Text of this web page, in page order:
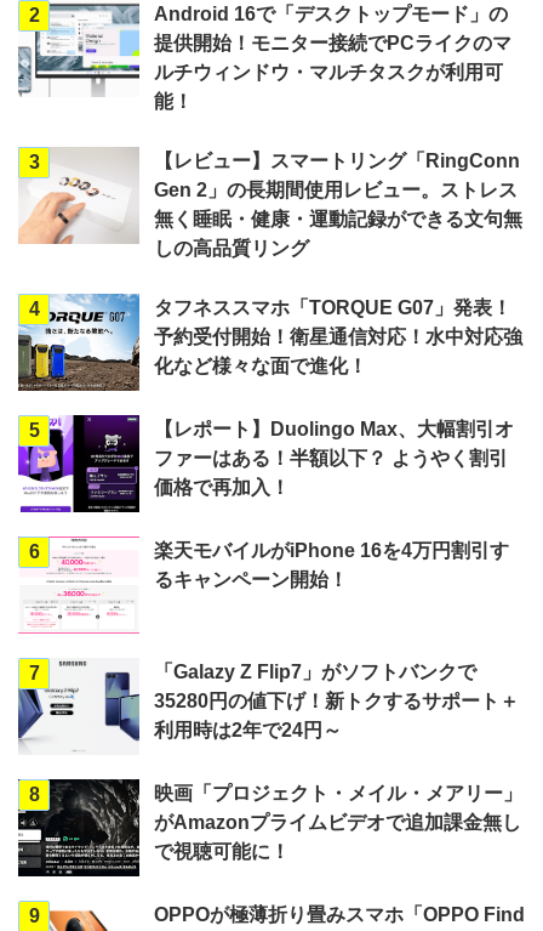
2
Android 16で「デスクトップモード」の
提供開始！モニター接続でPCライクのマ
ルチウィンドウ・マルチタスクが利用可
能！
3
【レビュー】スマートリング「RingConn
Gen 2」の長期間使用レビュー。ストレス
無く睡眠・健康・運動記録ができる文句無
しの高品質リング
4
タフネススマホ「TORQUE G07」発表！
予約受付開始！衛星通信対応！水中対応強
化など様々な面で進化！
5
【レポート】Duolingo Max、大幅割引オ
ファーはある！半額以下？ ようやく割引
価格で再加入！
6
楽天モバイルがiPhone 16を4万円割引す
るキャンペーン開始！
7
「Galazy Z Flip7」がソフトバンクで
35280円の値下げ！新トクするサポート＋
利用時は2年で24円～
8
映画「プロジェクト・メイル・メアリー」
がAmazonプライムビデオで追加課金無し
で視聴可能に！
9
OPPOが極薄折り畳みスマホ「OPPO Find